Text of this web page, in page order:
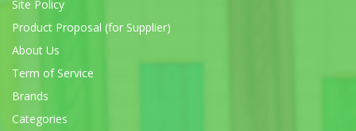
Site Policy
Product Proposal (for Supplier)
About Us
Term of Service
Brands
Categories